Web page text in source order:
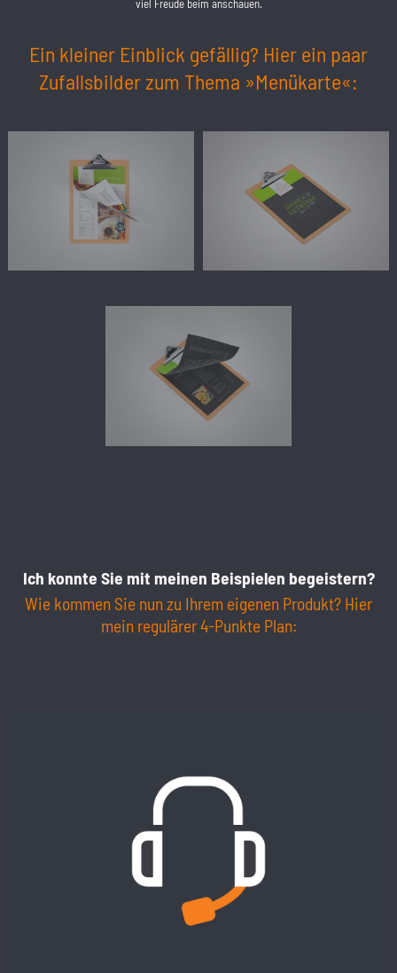
viel Freude beim anschauen.
Ein kleiner Einblick gefällig? Hier ein paar
Zufallsbilder zum Thema »Menükarte«:
Ich konnte Sie mit meinen Beispielen begeistern?
Wie kommen Sie nun zu Ihrem eigenen Produkt? Hier
mein regulärer 4-Punkte Plan: